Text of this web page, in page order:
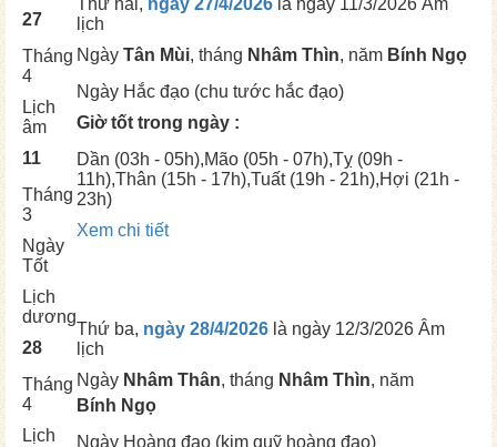
27
Tháng
4
Lịch
âm
11
Tháng
3
Ngày
Tốt
Thứ hai, ngày 27/4/2026 là ngày 11/3/2026 Âm
lịch
Ngày Tân Mùi, tháng Nhâm Thìn, năm Bính Ngọ
Ngày Hắc đạo (chu tước hắc đạo)
Giờ tốt trong ngày :
Dần (03h - 05h),Mão (05h - 07h),Tỵ (09h -
11h),Thân (15h - 17h),Tuất(19h - 21h),Hợi (21h -
23h)
Xem chi tiết
Lịch
dương
28
Tháng
4
Lịch
Thứ ba, ngày 28/4/2026 là ngày 12/3/2026 Âm
lịch
Ngày Nhâm Thân, tháng Nhâm Thìn, năm
Bính Ngọ
Ngày Hoàng đạo (kim quỹ hoàng đạo)